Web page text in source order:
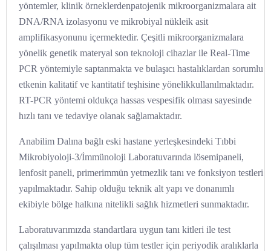
yöntemler, klinik örneklerdenpatojenik mikroorganizmalara ait
DNA/RNA izolasyonu ve mikrobiyal nükleik asit
amplifikasyonunu içermektedir. Çeşitli mikroorganizmalara
yönelik genetik materyal son teknoloji cihazlar ile Real-Time
PCR yöntemiyle saptanmakta ve bulaşıcı hastalıklardan sorumlu
etkenin kalitatif ve kantitatif teşhisine yönelikkullanılmaktadır.
RT-PCR yöntemi oldukça hassas vespesifik olması sayesinde
hızlı tanı ve tedaviye olanak sağlamaktadır.
Anabilim Dalına bağlı eski hastane yerleşkesindeki Tıbbi
Mikrobiyoloji-3/İmmünoloji Laboratuvarında lösemipaneli,
lenfosit paneli, primerimmün yetmezlik tanı ve fonksiyon testleri
yapılmaktadır. Sahip olduğu teknik alt yapı ve donanımlı
ekibiyle bölge halkına nitelikli sağlık hizmetleri sunmaktadır.
Laboratuvarımızda standartlara uygun tanı kitleri ile test
çalışılması yapılmakta olup tüm testler için periyodik aralıklarla